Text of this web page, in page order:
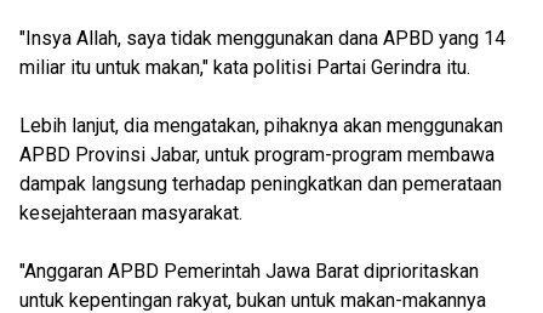
"Insya Allah, saya tidak menggunakan dana APBD yang 14
miliar itu untuk makan," kata politisi Partai Gerindra itu.
Lebih lanjut, dia mengatakan, pihaknya akan menggunakan
APBD Provinsi Jabar, untuk program-program membawa
dampak langsung terhadap peningkatkan dan pemerataan
kesejahteraan masyarakat.
"Anggaran APBD Pemerintah Jawa Barat diprioritaskan
untuk kepentingan rakyat, bukan untuk makan-makannya